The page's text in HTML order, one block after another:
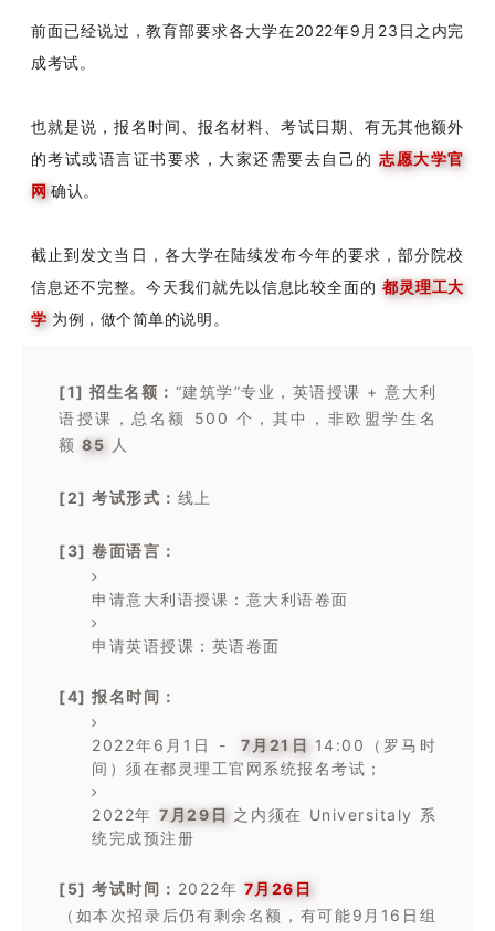
前面已经说过，教育部要求各大学在2022年9月23日之内完
成考试。
也就是说，报名时间、报名材料、考试日期、有无其他额外
的考试或语言证书要求，大家还需要去自己的志愿大学官
网确认。
截止到发文当日，各大学在陆续发布今年的要求，部分院校
信息还不完整。今天我们就先以信息比较全面的 都灵理工大
学 为例，做个简单的说明。
[1] 招生名额： “建筑学”专业，英语授课 + 意大利
语授课，总名额 500 个，其中，非欧盟学生名
额 85 人
[2] 考试形式： 线上
[3] 卷面语言：
申请意大利语授课：意大利语卷面
申请英语授课：英语卷面
[4] 报名时间：
2022年6月1日 - 7月21日 14:00（罗马时
间）须在都灵理工官网系统报名考试；
2022年 7月29日 之内须在 Universitaly 系
统完成预注册
[5] 考试时间： 2022年 7月26日
（如本次招录后仍有剩余名额，有可能9月16日组